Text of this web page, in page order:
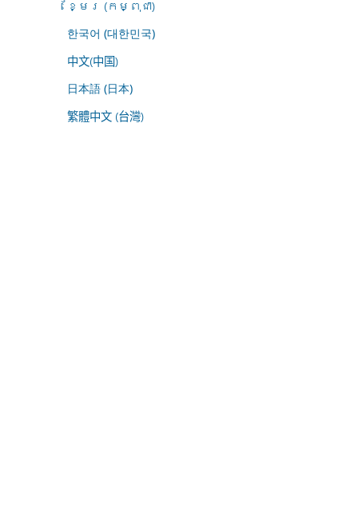
ខ្មែរ (កម្ពុជា)
한국어 (대한민국)
中文(中国)
日本語 (日本)
繁體中文 (台灣)